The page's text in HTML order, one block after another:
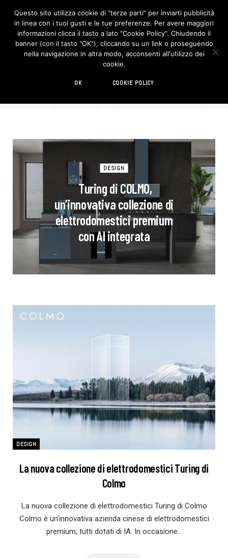
F
c
e
b
o
I
n
s
t
elettrodomestici
DESIGN
Turing di COLMO,
un’innovativa collezione di
elettrodomestici premium
con AI integrata
DESIGN
La nuova collezione di elettrodomestici Turing di
Colmo
La nuova collezione di elettrodomestici Turing di Colmo
Colmo è un’innovativa azienda cinese di elettrodomestici
premium, tutti dotati di IA. In occasione…
Questo sito utilizza cookie di “terze parti” per inviarti pubblicità
in linea con i tuoi gusti e le tue preferenze. Per avere maggiori
informazioni clicca il tasto a lato "Cookie Policy". Chiudendo il
banner (con il tasto "OK"), cliccando su un link o proseguendo
nella navigazione in altra modo, acconsenti all'utilizzo dei
cookie.
OK COOKIE POLICY